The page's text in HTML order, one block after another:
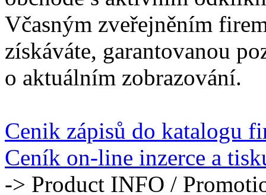
Včasným zveřejněním
získáváte, garantovanou
o aktuálním zobrazování.
Cenik zápisů do katalogu
Ceník on-line inzerce a
-> Product INFO /